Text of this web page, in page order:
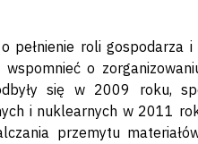
roli gospodarza i
o
się w 2009 roku,
i nuklearnych w 2011
przemytu